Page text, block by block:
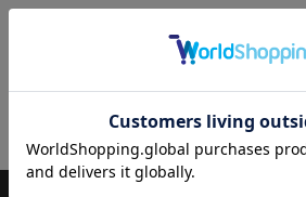
ネックデザインで、シャープな印象を与
後ろの襟を少し高めの設計にすることで
汗や皮脂から守ります。
丈夫で高級感のあるスムース生地が、長
キープしてくれる見た目だけでない優れ
す。